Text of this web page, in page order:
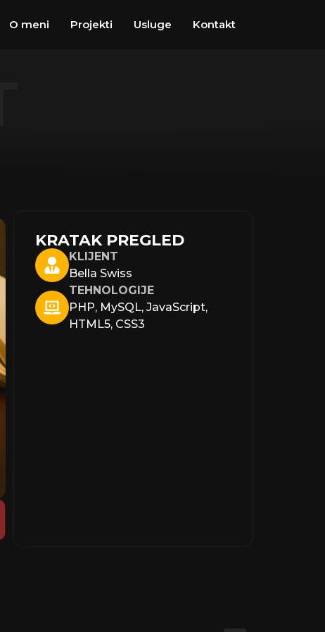
O meni Projekti Usluge Kontakt
KRATAK PREGLED
KLIJENT
Bella Swiss
TEHNOLOGIJE
PHP, MySQL, JavaScript,
HTML5, CSS3